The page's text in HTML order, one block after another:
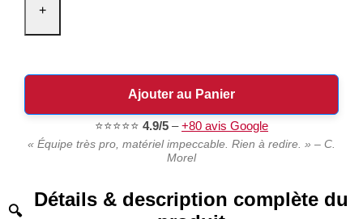
+
Ajouter au Panier
⭐⭐⭐⭐⭐ 4.9/5 –+80 avis Google
« Équipe très pro, matériel impeccable. Rien à redire. » – C.
Morel
Détails & description complète du